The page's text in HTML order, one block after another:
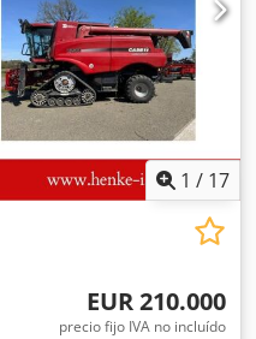
1 / 17
EUR 210.000
precio fijo IVA no incluído